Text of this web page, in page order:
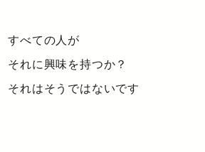
すべての人が
それに興味を持つか？
それはそうではないです